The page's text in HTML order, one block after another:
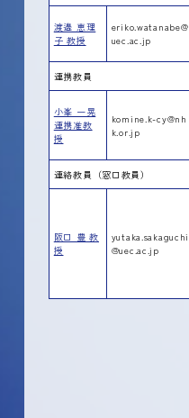
渡邉 恵理
子 教授
eriko.watanabe@
uec.ac.jp
連携教員
小峯 一晃
連携准教
授
komine.k-cy@nh
k.or.jp
連絡教員（窓口教員）
阪口 豊 教
授
yutaka.sakaguchi
@uec.ac.jp